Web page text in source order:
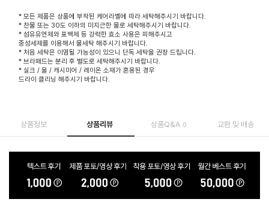
* 모든 제품은 상품에 부착된 케어라벨에 따라 세탁해주시기 바랍니다.
* 찬물 또는 30도 이하의 미지근한 물로 세탁해주시기 바랍니다.
* 섬유유연제와 표백제 등 강력한 효소 사용은 피해주시고
중성세제를 이용해서 물세탁 해주시기 바랍니다.
* 처음 세탁은 이염될 가능성이 있으니 단독 세탁을 권장 드립니다.
* 브라패드는 분리 후 별도로 세탁해주시기 바랍니다.
* 실크 / 울 / 캐시미어 / 레이온 소재가 혼용된 경우
드라이 클리닝 해주시기 바랍니다.
상품정보 상품리뷰 상품Q&A 0 교환 및 배송